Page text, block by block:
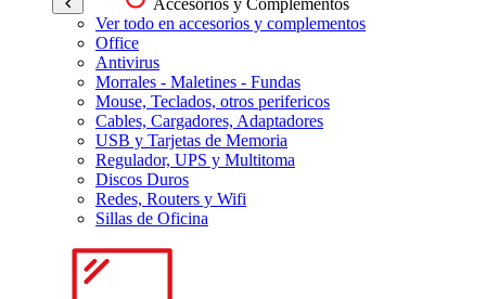
Ver todo en accesorios y complementos
Office
Antivirus
Morrales - Maletines - Fundas
Mouse, Teclados, otros perifericos
Cables, Cargadores, Adaptadores
USB y Tarjetas de Memoria
Regulador, UPS y Multitoma
Discos Duros
Redes, Routers y Wifi
Sillas de Oficina